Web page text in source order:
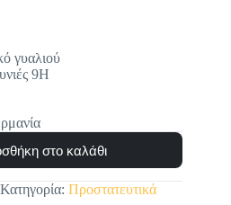
γυαλιού
9H
στο καλάθι
Κατηγορία: Προστατευτικά